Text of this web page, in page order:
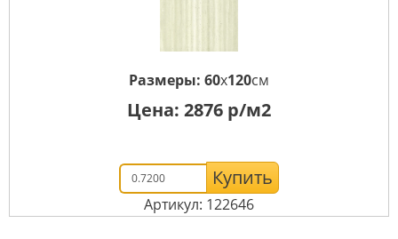
Размеры: 60x120см
Цена: 2876 р/м2
Купить
Артикул: 122646